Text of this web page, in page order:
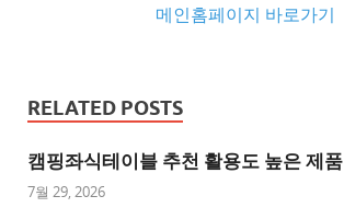
메인홈페이지 바로가기
사
이
트
RELATED POSTS
캠핑좌식테이블 추천 활용도 높은 제
7월 29, 2026